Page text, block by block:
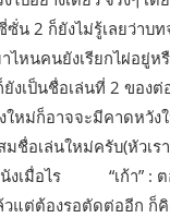
ซั่น 2 ก็ยังไม่รู้เลยว่าบ
าไหนคนยังเรียกไผ่อ
ยังเป็นชื่อเล่นที่ 2 ของ
ใหม่ก็อาจจะมีคาดหวัง
ชื่อเล่นใหม่ครับ(หัวเร
งเมื่อไร “เก้า” : ต
วแต่ต้องรอตัดต่ออีก ก็